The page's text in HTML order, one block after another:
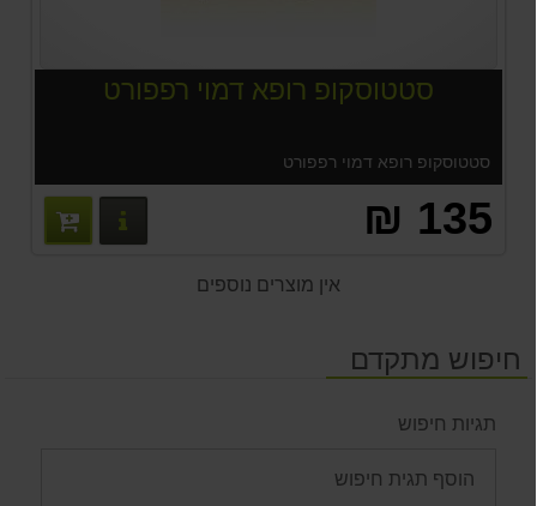
סטטוסקופ רופא דמוי רפפורט
סטטוסקופ רופא דמוי רפפורט
135 ₪ פרטים
אין מוצרים נוספים
חיפוש מתקדם
תגיות חיפוש